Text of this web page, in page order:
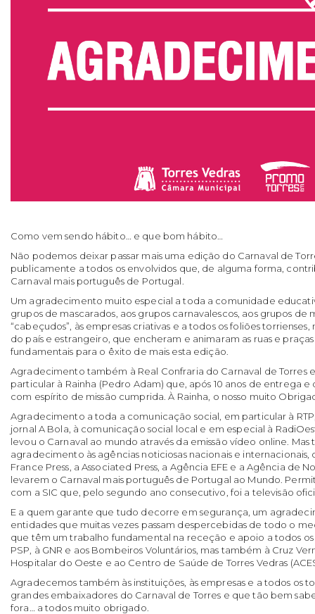
Como vem sendo hábito… e que bom hábito…
Não podemos deixar passar mais uma edição do Carnaval de
publicamente a todos os envolvidos que, de alguma forma,
Carnaval mais português de Portugal.
Um agradecimento muito especial a toda a comunidade
grupos de mascarados, aos grupos carnavalescos, aos grupos de
“cabeçudos”, às empresas criativas e a todos os foliões
do país e estrangeiro, que encheram e animaram as ruas e
fundamentais para o êxito de mais esta edição.
Agradecimento também à Real Confraria do Carnaval de Torres
particular à Rainha (Pedro Adam) que, após 10 anos de entrega
com espírito de missão cumprida. À Rainha, o nosso muito
Agradecimento a toda a comunicação social, em particular à RTP,
jornal A Bola, à comunicação social local e em especial à
levou o Carnaval ao mundo através da emissão vídeo online.
agradecimento às agências noticiosas nacionais e internacionais,
France Press, a Associated Press, a Agência EFE e a Agência de
levarem o Carnaval mais português de Portugal ao Mundo.
com a SIC que, pelo segundo ano consecutivo, foi a televisão
E a quem garante que tudo decorre em segurança, um
entidades que muitas vezes passam despercebidas de todo o
que têm um trabalho fundamental na receção e apoio a todos
PSP, à GNR e aos Bombeiros Voluntários, mas também à Cruz
Hospitalar do Oeste e ao Centro de Saúde de Torres Vedras
Agradecemos também às instituições, às empresas e a todos os
grandes embaixadores do Carnaval de Torres e que tão bem
fora… a todos muito obrigado.